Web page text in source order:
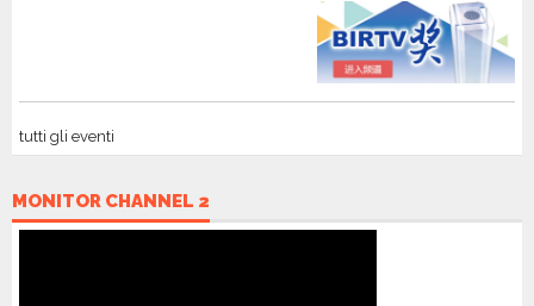
tutti gli eventi
MONITOR CHANNEL 2